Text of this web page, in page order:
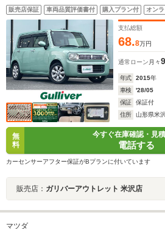
ー/アイドリングストップ/ドアバイザ
冬タイヤ(社外AW)車載/スマートキー
販売店保証 車両品質評価書付 購入プラン付 オン
支払総額
68.8万円
通常ローン 月々
年式 2015年
車検
'28/05
保証
保証付
住所
山形県米
無
料
今すぐ在庫確認・見
電話する
カーセンサーアフター保証がBプランに付いています
販売店： ガリバーアウトレット 米沢店
マツダ